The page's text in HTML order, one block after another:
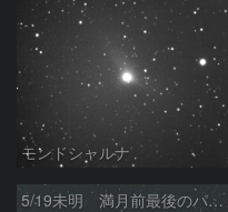
モンドシャルナ
5/19未明 満月前最後のパンスターズ彗星（C/2013 X1）